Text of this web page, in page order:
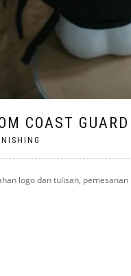
COAST GUARD
logo dan tulisan,